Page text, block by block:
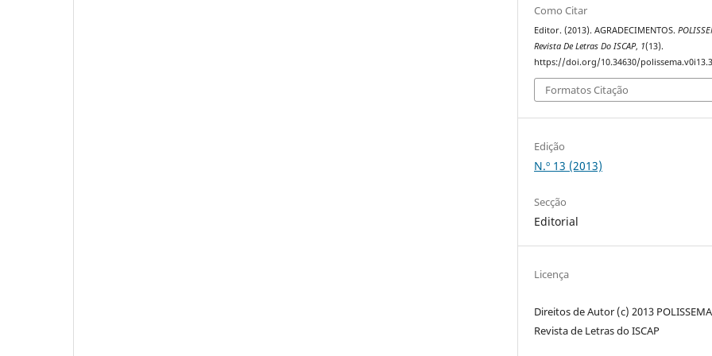
Como Citar
Editor. (2013). AGRADECIMENTOS.
Revista De Letras Do ISCAP, 1(13).
https://doi.org/10.34630/
Formatos Citação
Edição
N.º 13 (2013)
Secção
Editorial
Licença
Direitos de Autor (c) 2013
Revista de Letras do ISCAP